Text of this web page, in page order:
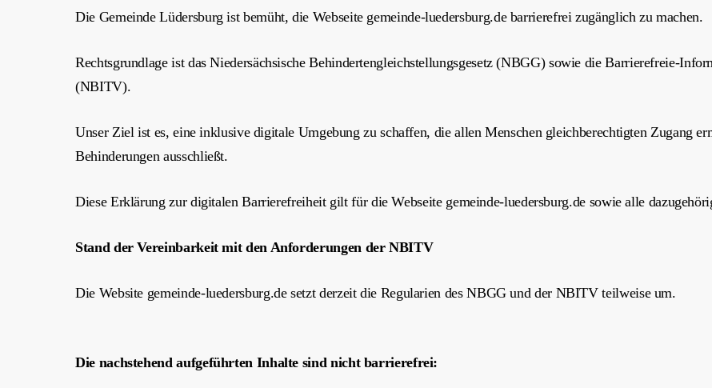
Die Gemeinde Lüdersburg ist bemüht, die Webseite gemeinde-luedersburg.de barrierefrei zugänglich zu machen.
Rechtsgrundlage ist das Niedersächsische Behindertengleichstellungsgesetz (NBGG) sowie die Barrierefreie-
(NBITV).
Unser Ziel ist es, eine inklusive digitale Umgebung zu schaffen, die allen Menschen gleichberechtigten Zugang
Behinderungen ausschließt.
Diese Erklärung zur digitalen Barrierefreiheit gilt für die Webseite gemeinde-luedersburg.de sowie alle
Stand der Vereinbarkeit mit den Anforderungen der NBITV
Die Website gemeinde-luedersburg.de setzt derzeit die Regularien des NBGG und der NBITV teilweise um.
Die nachstehend aufgeführten Inhalte sind nicht barrierefrei: